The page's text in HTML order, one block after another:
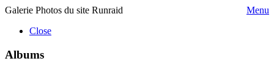
Galerie Photos du site Runraid
Menu
Close
Albums